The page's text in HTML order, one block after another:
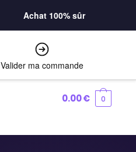
Achat 100% sûr
Valider ma commande
0.00€ 0